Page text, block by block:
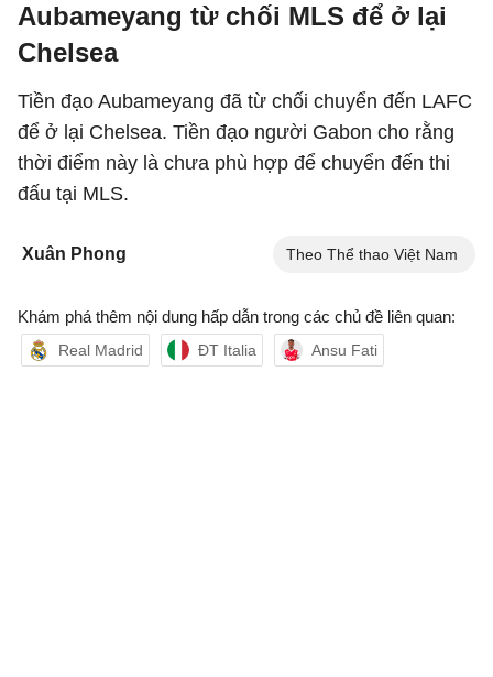
Aubameyang từ chối MLS để ở lại
Chelsea
Tiền đạo Aubameyang đã từ chối chuyển đến LAFC
để ở lại Chelsea. Tiền đạo người Gabon cho rằng
thời điểm này là chưa phù hợp để chuyển đến thi
đấu tại MLS.
Xuân Phong Theo Thể thao Việt Nam
Khám phá thêm nội dung hấp dẫn trong các chủ đề liên quan:
Real Madrid ĐT Italia Ansu Fati